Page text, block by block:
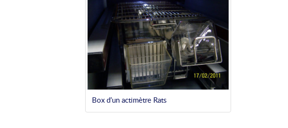
Box d’un actimètre Rats